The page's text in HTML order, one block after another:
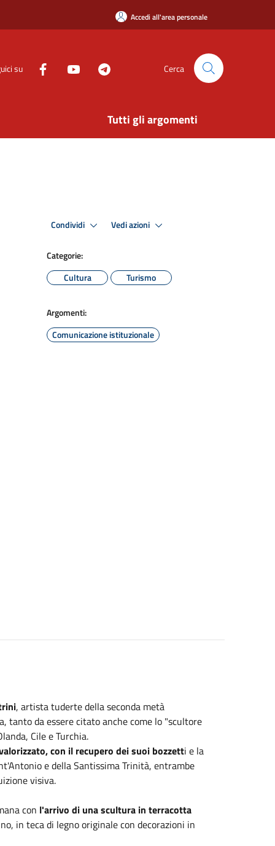
Accedi all'area personale
su Cerca
Tutti gli argomenti
Condividi Vedi azioni
Categorie:
Cultura
Turismo
Argomenti:
Comunicazione istituzionale
, artista tuderte della seconda metà
tanto da essere citato anche come lo "scultore
Cile e Turchia.
con il recupero dei suoi bozzetti e la
e della Santissima Trinità, entrambe
visiva.
con l'arrivo di una scultura in terracotta
in teca di legno originale con decorazioni in